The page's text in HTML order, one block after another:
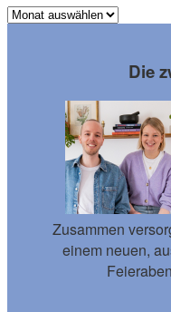
Archiv
Die
Zusammen
einem neuen,